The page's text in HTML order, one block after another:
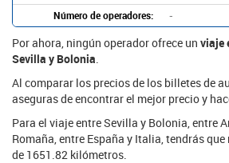
Número de operadores:
-
Por ahora, ningún operador ofrece un viaje
Sevilla y Bolonia
Al comparar los precios de los billetes de
aseguras de encontrar el mejor precio y
Para el viaje entre Sevilla y Bolonia, entre
Romaña, entre España y Italia, tendrás
de 1651.82 kilómetros.